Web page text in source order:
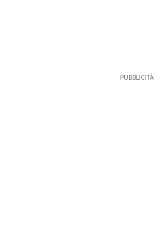
PUBBLICITÀ